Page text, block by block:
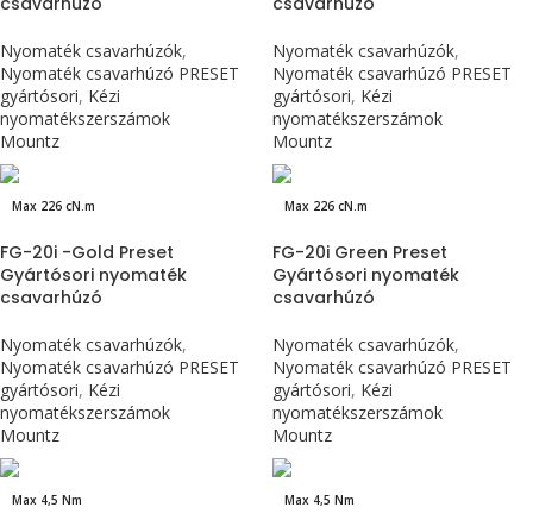
Nyomaték csavarhúzók,
Nyomaték csavarhúzó PRESET
gyártósori, Kézi
nyomatékszerszámok
Mountz
Nyomaték csavarhúzók,
Nyomaték csavarhúzó PRESET
gyártósori, Kézi
nyomatékszerszámok
Mountz
Max 226 cN.m
FG-20i -Gold Preset
Gyártósori nyomaték
csavarhúzó
Nyomaték csavarhúzók,
Nyomaték csavarhúzó PRESET
gyártósori, Kézi
nyomatékszerszámok
Mountz
Max 226 cN.m
FG-20i Green Preset
Gyártósori nyomaték
csavarhúzó
Nyomaték csavarhúzók,
Nyomaték csavarhúzó PRESET
gyártósori, Kézi
nyomatékszerszámok
Mountz
Max 4,5 Nm Max 4,5 Nm